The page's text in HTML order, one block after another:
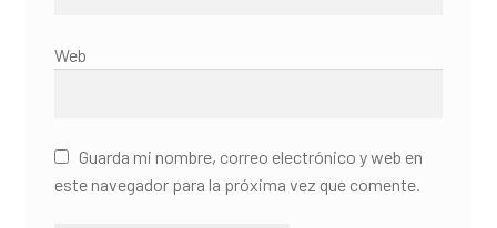
Web
Guarda mi nombre, correo electrónico y web en
este navegador para la próxima vez que comente.